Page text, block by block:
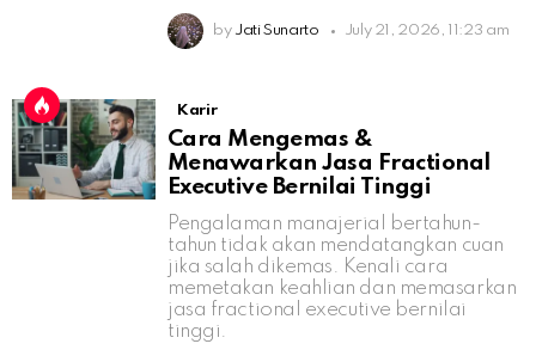
by Jati Sunarto July 21, 2026, 11:23 am
Karir
Cara Mengemas &
Menawarkan Jasa Fractional
Executive Bernilai Tinggi
Pengalaman manajerial bertahun-
tahun tidak akan mendatangkan cuan
jika salah dikemas. Kenali cara
memetakan keahlian dan memasarkan
jasa fractional executive bernilai
tinggi.